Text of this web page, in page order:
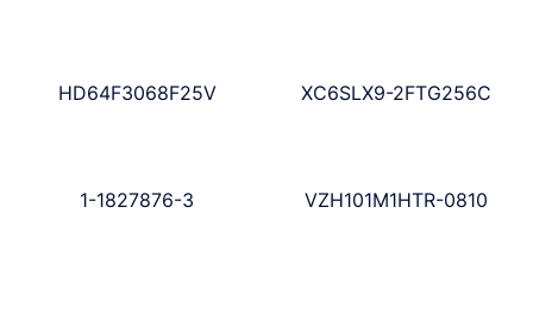
HD64F3068F25V XC6SLX9-2FTG256C
1-1827876-3 VZH101M1HTR-0810